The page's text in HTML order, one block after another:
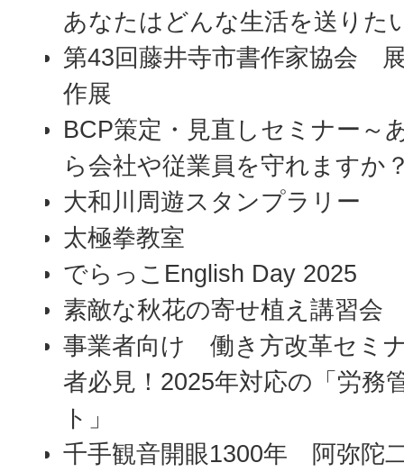
あなたはどんな生活を送りた
第43回藤井寺市書作家協会
作展
BCP策定・見直しセミナー～
ら会社や従業員を守れますか
大和川周遊スタンプラリー
太極拳教室
でらっこEnglish Day 2025
素敵な秋花の寄せ植え講習会
事業者向け 働き方改革セミ
者必見！2025年対応の「労務
ト」
千手観音開眼1300年 阿弥陀